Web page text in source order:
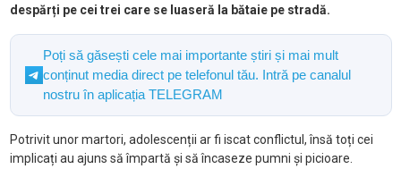
despărți pe cei trei care se luaseră la bătaie pe stradă.
Poți să găsești cele mai importante știri și mai mult
conținut media direct pe telefonul tău. Intră pe canalul
nostru în aplicația TELEGRAM
Potrivit unor martori, adolescenții ar fi iscat conflictul, însă toți cei
implicați au ajuns să împartă și să încaseze pumni și picioare.